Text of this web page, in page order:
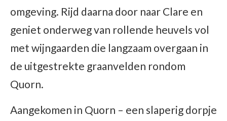
omgeving. Rijd daarna door naar Clare en
geniet onderweg van rollende heuvels vol
met wijngaarden die langzaam overgaan in
de uitgestrekte graanvelden rondom
Quorn.
Aangekomen in Quorn – een slaperig dorpje